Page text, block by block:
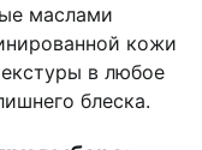
маслами
кожи
в любое
блеска.